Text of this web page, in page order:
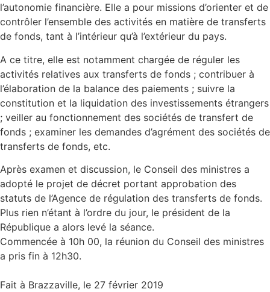
l’autonomie financière. Elle a pour missions d’orienter et de
contrôler l’ensemble des activités en matière de transferts
de fonds, tant à l’intérieur qu’à l’extérieur du pays.
A ce titre, elle est notamment chargée de réguler les
activités relatives aux transferts de fonds ; contribuer à
l’élaboration de la balance des paiements ; suivre la
constitution et la liquidation des investissements étrangers
; veiller au fonctionnement des sociétés de transfert de
fonds ; examiner les demandes d’agrément des sociétés de
transferts de fonds, etc.
Après examen et discussion, le Conseil des ministres a
adopté le projet de décret portant approbation des
statuts de l’Agence de régulation des transferts de fonds.
Plus rien n’étant à l’ordre du jour, le président de la
République a alors levé la séance.
Commencée à 10h 00, la réunion du Conseil des ministres
a pris fin à 12h30.
Fait à Brazzaville, le 27 février 2019